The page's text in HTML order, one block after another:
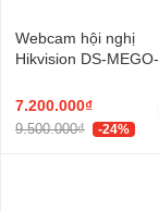
Webcam hội nghị
Hikvision DS-MEGO-
7.200.000₫
9.500.000₫ -24%